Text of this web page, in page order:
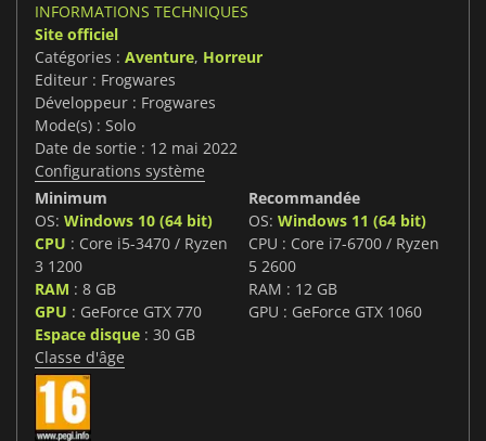
INFORMATIONS TECHNIQUES
Site officiel
Catégories : Aventure, Horreur
Editeur : Frogwares
Développeur : Frogwares
Mode(s) : Solo
Date de sortie : 12 mai 2022
Configurations système
Minimum
OS: Windows 10 (64 bit)
CPU : Core i5-3470 / Ryzen
3 1200
RAM : 8 GB
GPU : GeForce GTX 770
Espace disque : 30 GB
Recommandée
OS: Windows 11 (64 bit)
CPU : Core i7-6700 / Ryzen
5 2600
RAM : 12 GB
GPU : GeForce GTX 1060
Classe d'âge